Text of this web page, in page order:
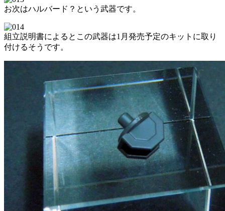
お次はハルバード？という武器です。
組立説明書によるとこの武器は1月発売予定のキットに取り
付けるそうです。